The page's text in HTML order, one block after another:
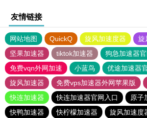
友情链接
网站地图 QuickQ 旋风加速度器
旋
坚果加速器
tiktok加速器
狗急加速器
免费vqn外网加速
小蓝鸟 优途加速器
旋风加速器
免费vps加速器外网苹果版
快连加速器
快连加速器官网入口
原子
快鸭加速器
快柠檬加速器 旋风加速度